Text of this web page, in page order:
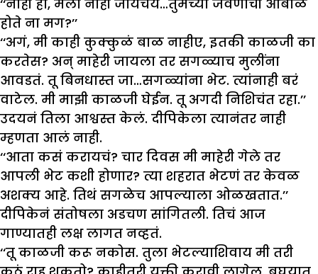
‘‘नाही हो, मला नाही जायचंय…तुमच्या जेवणाची आबाळ
होते ना मग?’’
‘‘अगं, मी काही कुक्कुळं बाळ नाहीए, इतकी काळजी का
करतेस? अन् माहेरी जायला तर सगळ्याच मुलींना
आवडतं. तू बिनधास्त जा…सगळ्यांना भेट. त्यांनाही बरं
वाटेल. मी माझी काळजी घेईन. तू अगदी निशिचंत रहा.’’
उदयनं तिला आश्वस्त केलं. दीपिकेला त्यानंतर नाही
म्हणता आलं नाही.
‘‘आता कसं करायचं? चार दिवस मी माहेरी गेले तर
आपली भेट कशी होणार? त्या शहरात भेटणं तर केवळ
अशक्य आहे. तिथं सगळेच आपल्याला ओळखतात.’’
दीपिकेनं संतोषला अडचण सांगितली. तिचं आज
गाण्यातही लक्ष लागत नव्हतं.
‘‘तू काळजी करू नकोस. तुला भेटल्याशिवाय मी तरी